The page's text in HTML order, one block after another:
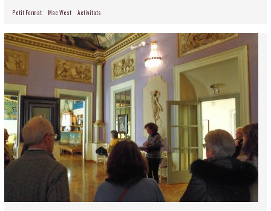
Petit Format Mae West Activitats